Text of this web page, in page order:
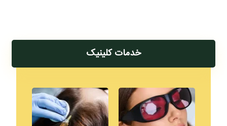
خدمات کلینیک